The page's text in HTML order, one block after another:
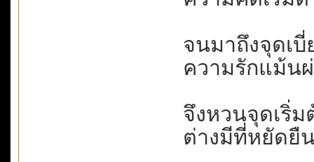
จนมาถึงจุดเ
ความรักแม้น
จึงหวนจุดเริ่
ต่างมีที่หยัดยื